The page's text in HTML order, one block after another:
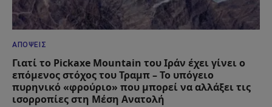
ΑΠΌΨΕΙΣ
Γιατί το Pickaxe Mountain του Ιράν έχει γίνει ο
επόμενος στόχος του Τραμπ – Το υπόγειο
πυρηνικό «φρούριο» που μπορεί να αλλάξει τις
ισορροπίες στη Μέση Ανατολή